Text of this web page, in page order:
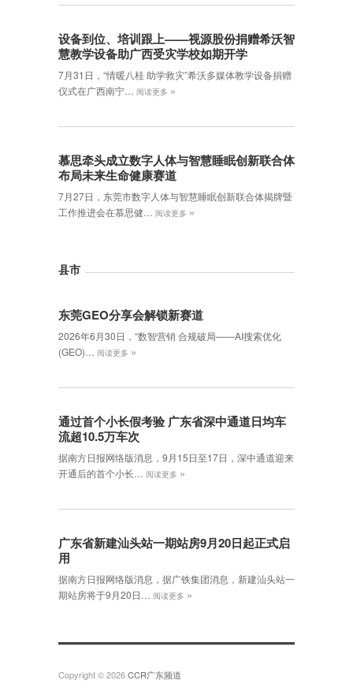
设备到位、培训跟上——视源股份捐赠希沃智
慧教学设备助广西受灾学校如期开学
7月31日，“情暖八桂 助学救灾”希沃多媒体教学设备捐赠
仪式在广西南宁…
阅读更多 »
慕思牵头成立数字人体与智慧睡眠创新联合体
布局未来生命健康赛道
7月27日，东莞市数字人体与智慧睡眠创新联合体揭牌暨
工作推进会在慕思健…
阅读更多 »
县市
东莞GEO分享会解锁新赛道
2026年6月30日，‌“数智营销 合规破局——AI搜索优化
(GEO)…
阅读更多 »
通过首个小长假考验 广东省深中通道日均车
流超10.5万车次
据南方日报网络版消息，9月15日至17日，深中通道迎来
开通后的首个小长…
阅读更多 »
广东省新建汕头站一期站房9月20日起正式启
用
据南方日报网络版消息，据广铁集团消息，新建汕头站一
期站房将于9月20日…
阅读更多 »
Copyright © 2026CCR广东频道